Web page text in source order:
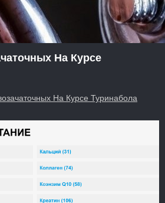
На Курсе
На Курсе Туринабола